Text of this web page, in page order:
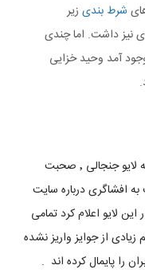
شرط بندی زیر
نیز داشت. اما چندی
آمد وحید خزایی
چند وقت پیش وحید خزایی در یک مصاحبه لایو جنجالی ٬ صحبت
افشاگری درباره سایت
لایو اعلام کرد تمامی
از جوایز واریز نشده
را پایمال کرده اند .